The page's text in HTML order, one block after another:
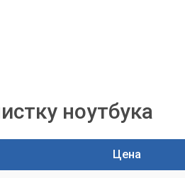
ноутбука
Цена